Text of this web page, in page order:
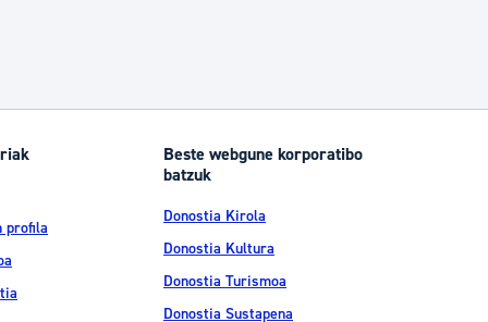
profila
Beste webgune korporatibo
batzuk
Donostia Kirola
Donostia Kultura
Donostia Turismoa
Donostia Sustapena